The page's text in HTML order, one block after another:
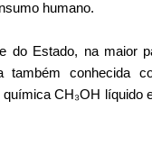
humano.
do Estado, na maior
também conhecida
CH₃OH líquido